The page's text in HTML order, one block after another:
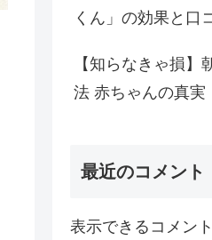
くん」の効果と口
【知らなきゃ損
法 赤ちゃんの真実
最近のコメント
表示できるコメン